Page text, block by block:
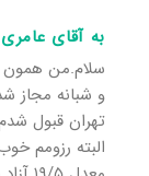
به آقای عامری
سلام.من
و شبانه مجاز
تهران قبول